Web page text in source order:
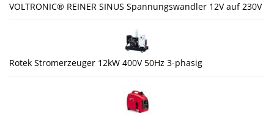
VOLTRONIC® REINER SINUS Spannungswandler 12V auf 230V
Rotek Stromerzeuger 12kW 400V 50Hz 3-phasig